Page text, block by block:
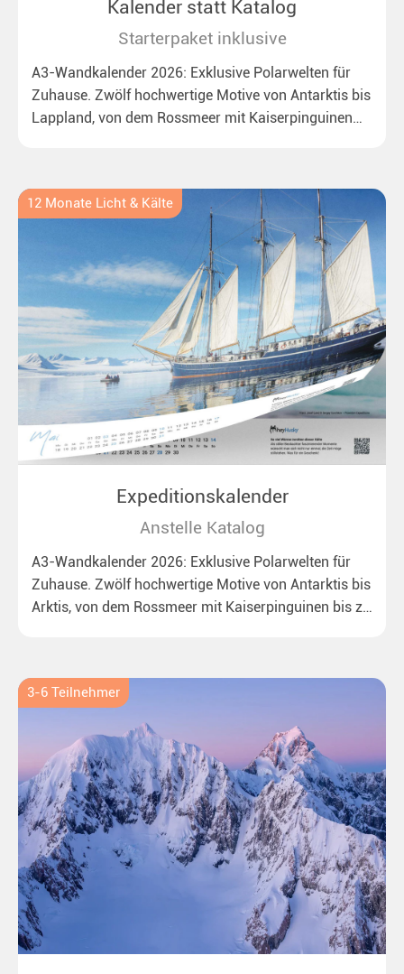
Kalender statt Katalog
Starterpaket inklusive
A3-Wandkalender 2026: Exklusive Polarwelten für
Zuhause. Zwölf hochwertige Motive von Antarktis bis
Lappland, von dem Rossmeer mit Kaiserpinguinen
12 Monate Licht & Kälte
Expeditionskalender
Anstelle Katalog
A3-Wandkalender 2026: Exklusive Polarwelten für
Zuhause. Zwölf hochwertige Motive von Antarktis bis
Arktis, von dem Rossmeer mit Kaiserpinguinen bis zu
3-6 Teilnehmer